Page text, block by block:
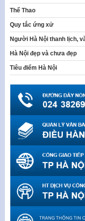
Thể Thao
Quy tắc ứng xử
Người Hà Nội thanh lịch,
Hà Nội đẹp và chưa đẹp
Tiêu điểm Hà Nội